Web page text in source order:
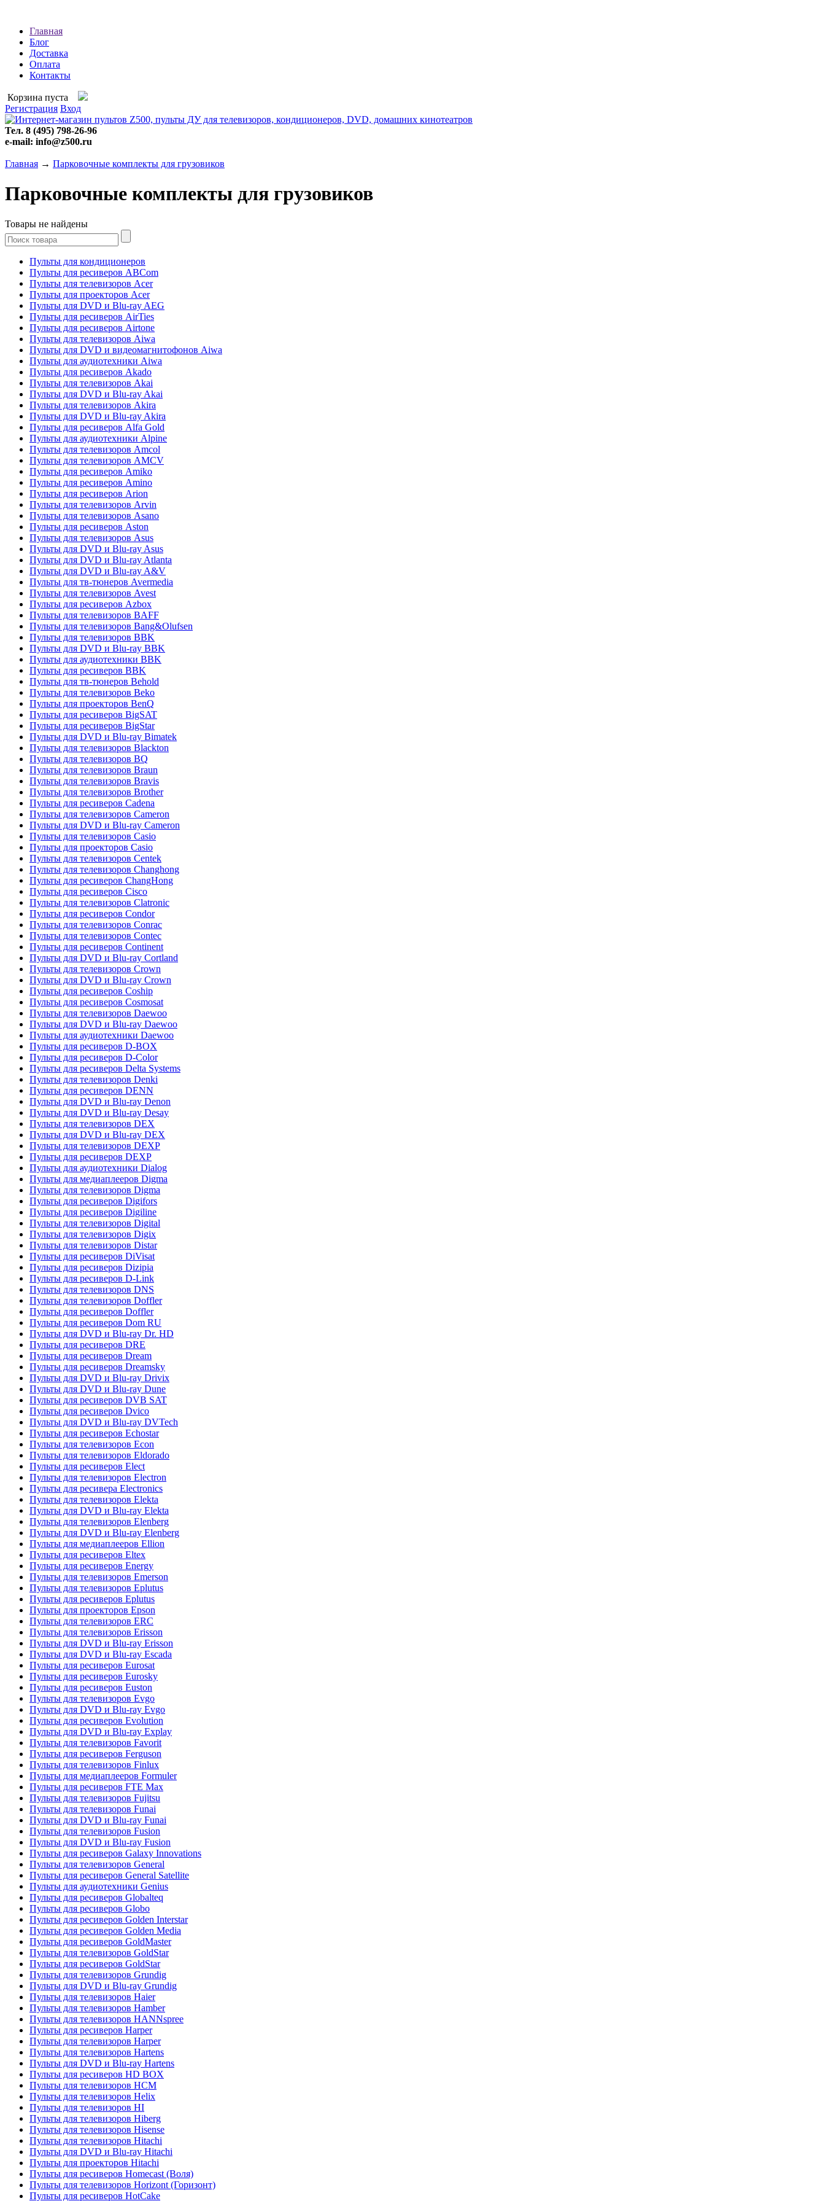
Главная
Блог
Доставка
Оплата
Контакты
Корзина пуста
Регистрация Вход
Тел. 8 (495) 798-26-96
e-mail: info@z500.ru
Главная → Парковочные комплекты для грузовиков
Парковочные комплекты для грузовиков
Товары не найдены
Пульты для кондиционеров
Пульты для ресиверов ABCom
Пульты для телевизоров Acer
Пульты для проекторов Acer
Пульты для DVD и Blu-ray AEG
Пульты для ресиверов AirTies
Пульты для ресиверов Airtone
Пульты для телевизоров Aiwa
Пульты для DVD и видеомагнитофонов Aiwa
Пульты для аудиотехники Aiwa
Пульты для ресиверов Akado
Пульты для телевизоров Akai
Пульты для DVD и Blu-ray Akai
Пульты для телевизоров Akira
Пульты для DVD и Blu-ray Akira
Пульты для ресиверов Alfa Gold
Пульты для аудиотехники Alpine
Пульты для телевизоров Amcol
Пульты для телевизоров AMCV
Пульты для ресиверов Amiko
Пульты для ресиверов Amino
Пульты для ресиверов Arion
Пульты для телевизоров Arvin
Пульты для телевизоров Asano
Пульты для ресиверов Aston
Пульты для телевизоров Asus
Пульты для DVD и Blu-ray Asus
Пульты для DVD и Blu-ray Atlanta
Пульты для DVD и Blu-ray A&V
Пульты для тв-тюнеров Avermedia
Пульты для телевизоров Avest
Пульты для ресиверов Azbox
Пульты для телевизоров BAFF
Пульты для телевизоров Bang&Olufsen
Пульты для телевизоров BBK
Пульты для DVD и Blu-ray BBK
Пульты для аудиотехники BBK
Пульты для ресиверов BBK
Пульты для тв-тюнеров Behold
Пульты для телевизоров Beko
Пульты для проекторов BenQ
Пульты для ресиверов BigSAT
Пульты для ресиверов BigStar
Пульты для DVD и Blu-ray Bimatek
Пульты для телевизоров Blackton
Пульты для телевизоров BQ
Пульты для телевизоров Braun
Пульты для телевизоров Bravis
Пульты для телевизоров Brother
Пульты для ресиверов Cadena
Пульты для телевизоров Cameron
Пульты для DVD и Blu-ray Cameron
Пульты для телевизоров Casio
Пульты для проекторов Casio
Пульты для телевизоров Centek
Пульты для телевизоров Changhong
Пульты для ресиверов ChangHong
Пульты для ресиверов Cisco
Пульты для телевизоров Clatronic
Пульты для ресиверов Condor
Пульты для телевизоров Conrac
Пульты для телевизоров Contec
Пульты для ресиверов Continent
Пульты для DVD и Blu-ray Cortland
Пульты для телевизоров Crown
Пульты для DVD и Blu-ray Crown
Пульты для ресиверов Coship
Пульты для ресиверов Cosmosat
Пульты для телевизоров Daewoo
Пульты для DVD и Blu-ray Daewoo
Пульты для аудиотехники Daewoo
Пульты для ресиверов D-BOX
Пульты для ресиверов D-Color
Пульты для ресиверов Delta Systems
Пульты для телевизоров Denki
Пульты для ресиверов DENN
Пульты для DVD и Blu-ray Denon
Пульты для DVD и Blu-ray Desay
Пульты для телевизоров DEX
Пульты для DVD и Blu-ray DEX
Пульты для телевизоров DEXP
Пульты для ресиверов DEXP
Пульты для аудиотехники Dialog
Пульты для медиаплееров Digma
Пульты для телевизоров Digma
Пульты для ресиверов Digifors
Пульты для ресиверов Digiline
Пульты для телевизоров Digital
Пульты для телевизоров Digix
Пульты для телевизоров Distar
Пульты для ресиверов DiVisat
Пульты для ресиверов Dizipia
Пульты для ресиверов D-Link
Пульты для телевизоров DNS
Пульты для телевизоров Doffler
Пульты для ресиверов Doffler
Пульты для ресиверов Dom RU
Пульты для DVD и Blu-ray Dr. HD
Пульты для ресиверов DRE
Пульты для ресиверов Dream
Пульты для ресиверов Dreamsky
Пульты для DVD и Blu-ray Drivix
Пульты для DVD и Blu-ray Dune
Пульты для ресиверов DVB SAT
Пульты для ресиверов Dvico
Пульты для DVD и Blu-ray DVTech
Пульты для ресиверов Echostar
Пульты для телевизоров Econ
Пульты для телевизоров Eldorado
Пульты для ресиверов Elect
Пульты для телевизоров Electron
Пульты для ресивера Electronics
Пульты для телевизоров Elekta
Пульты для DVD и Blu-ray Elekta
Пульты для телевизоров Elenberg
Пульты для DVD и Blu-ray Elenberg
Пульты для медиаплееров Ellion
Пульты для ресиверов Eltex
Пульты для ресиверов Energy
Пульты для телевизоров Emerson
Пульты для телевизоров Eplutus
Пульты для ресиверов Eplutus
Пульты для проекторов Epson
Пульты для телевизоров ERC
Пульты для телевизоров Erisson
Пульты для DVD и Blu-ray Erisson
Пульты для DVD и Blu-ray Escada
Пульты для ресиверов Eurosat
Пульты для ресиверов Eurosky
Пульты для ресиверов Euston
Пульты для телевизоров Evgo
Пульты для DVD и Blu-ray Evgo
Пульты для ресиверов Evolution
Пульты для DVD и Blu-ray Explay
Пульты для телевизоров Favorit
Пульты для ресиверов Ferguson
Пульты для телевизоров Finlux
Пульты для медиаплееров Formuler
Пульты для ресиверов FTE Max
Пульты для телевизоров Fujitsu
Пульты для телевизоров Funai
Пульты для DVD и Blu-ray Funai
Пульты для телевизоров Fusion
Пульты для DVD и Blu-ray Fusion
Пульты для ресиверов Galaxy Innovations
Пульты для телевизоров General
Пульты для ресиверов General Satellite
Пульты для аудиотехники Genius
Пульты для ресиверов Globalteq
Пульты для ресиверов Globo
Пульты для ресиверов Golden Interstar
Пульты для ресиверов Golden Media
Пульты для ресиверов GoldMaster
Пульты для телевизоров GoldStar
Пульты для ресиверов GoldStar
Пульты для телевизоров Grundig
Пульты для DVD и Blu-ray Grundig
Пульты для телевизоров Haier
Пульты для телевизоров Hamber
Пульты для телевизоров HANNspree
Пульты для ресиверов Harper
Пульты для телевизоров Harper
Пульты для телевизоров Hartens
Пульты для DVD и Blu-ray Hartens
Пульты для ресиверов HD BOX
Пульты для телевизоров HCM
Пульты для телевизоров Helix
Пульты для телевизоров HI
Пульты для телевизоров Hiberg
Пульты для телевизоров Hisense
Пульты для телевизоров Hitachi
Пульты для DVD и Blu-ray Hitachi
Пульты для проекторов Hitachi
Пульты для ресиверов Homecast (Воля)
Пульты для телевизоров Horizont (Горизонт)
Пульты для ресиверов HotCake